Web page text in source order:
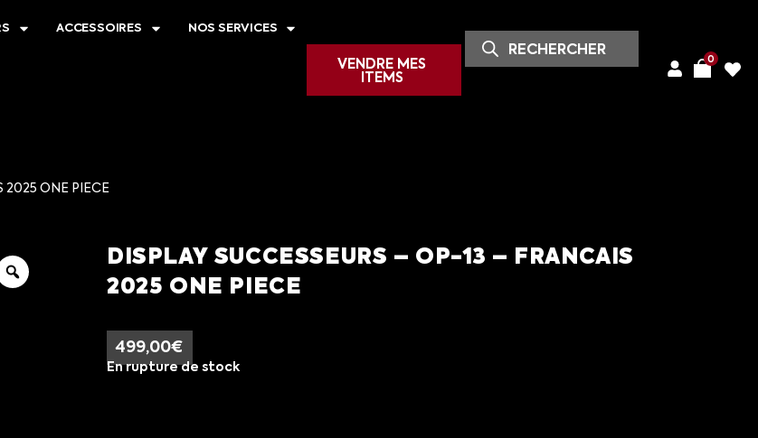
ACCESSOIRES NOS SERVICES
VENDRE MES
ITEMS
0
2025 ONE PIECE
DISPLAY SUCCESSEURS – OP-13 – FRANCAIS
2025 ONE PIECE
499,00€
En rupture de stock